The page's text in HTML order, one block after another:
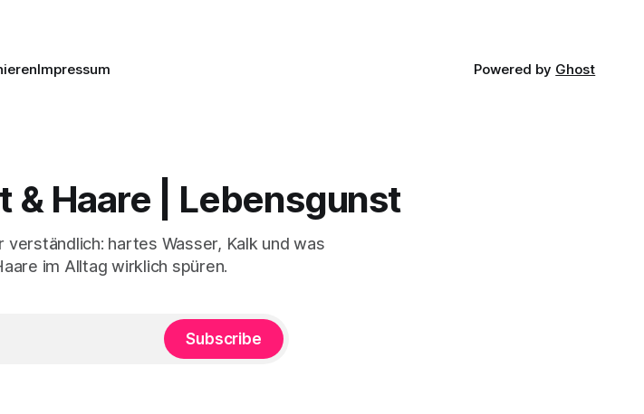
Impressum Powered by Ghost
& Haare | Lebensgunst
hartes Wasser, Kalk und was
im Alltag wirklich spüren.
Subscribe